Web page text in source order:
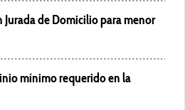
Jurada de Domicilio para menor
mínimo requerido en la